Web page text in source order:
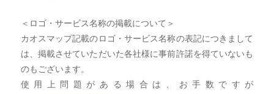
＜ロゴ・サービス名称の掲載について＞
カオスマップ記載のロゴ・サービス名称の表記につきまして
は、掲載させていただいた各社様に事前許諾を得ていないも
のもございます。
使用上問題がある場合は、お手数ですが